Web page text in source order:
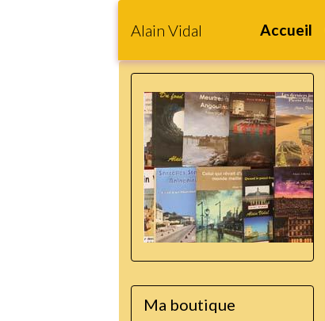
Alain Vidal Accueil
Ma boutique